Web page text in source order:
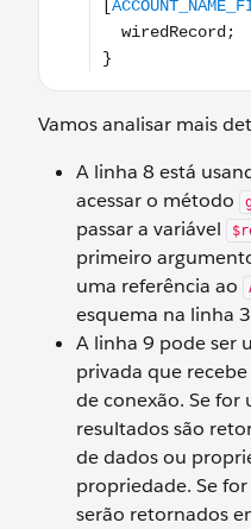
Vamos analisar mais
A linha 8 está
acessar o método
passar a variável
primeiro
uma referência ao
esquema na linha
A linha 9 pode ser
privada que
de conexão. Se for
resultados são
de dados ou
propriedade. Se
serão retornados